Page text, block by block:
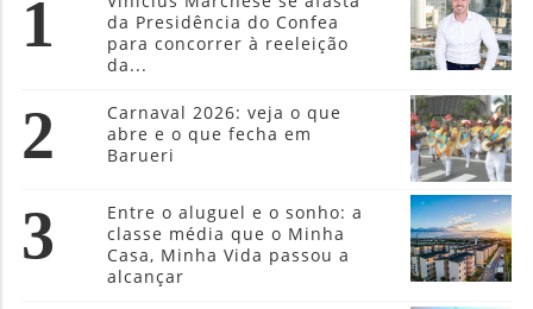
1
da Presidência do Confea
para concorrer à reeleição
da...
2
Carnaval 2026: veja o que
abre e o que fecha em
Barueri
3
Entre o aluguel e o sonho: a
classe média que o Minha
Casa, Minha Vida passou a
alcançar